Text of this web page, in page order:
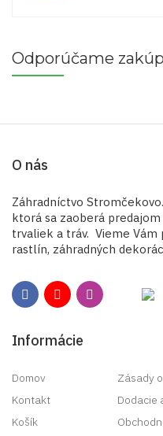
Odporúčame
O nás
Záhradníctvo
ktorá sa zaoberá
trvaliek a tráv. Vieme
rastlín, záhradných
Informácie
Domov
Zásady
Kontakt
Dodacie
Košík